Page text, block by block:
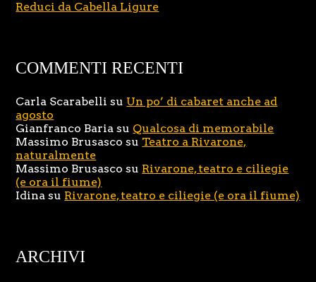
Reduci da Cabella Ligure
COMMENTI RECENTI
Carla Scarabelli su Un po’ di cabaret anche ad
agosto
Gianfranco Baria su Qualcosa di memorabile
Massimo Brusasco su Teatro a Rivarone,
naturalmente
Massimo Brusasco su Rivarone, teatro e ciliegie
(e ora il fiume)
Idina su Rivarone, teatro e ciliegie (e ora il fiume)
ARCHIVI